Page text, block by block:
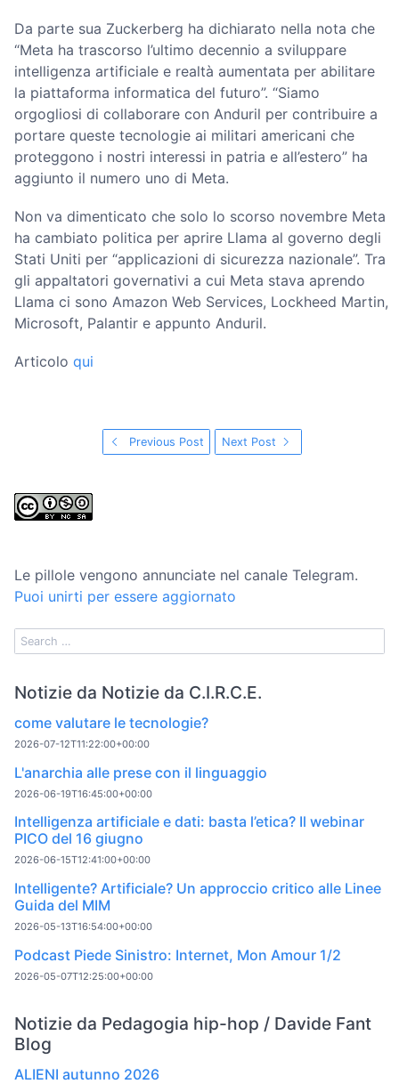
Da parte sua Zuckerberg ha dichiarato nella nota che
“Meta ha trascorso l’ultimo decennio a sviluppare
intelligenza artificiale e realtà aumentata per abilitare
la piattaforma informatica del futuro”. “Siamo
orgogliosi di collaborare con Anduril per contribuire a
portare queste tecnologie ai militari americani che
proteggono i nostri interessi in patria e all’estero” ha
aggiunto il numero uno di Meta.
Non va dimenticato che solo lo scorso novembre Meta
ha cambiato politica per aprire Llama al governo degli
Stati Uniti per “applicazioni di sicurezza nazionale”. Tra
gli appaltatori governativi a cui Meta stava aprendo
Llama ci sono Amazon Web Services, Lockheed Martin,
Microsoft, Palantir e appunto Anduril.
Articolo qui
Previous Post Next Post
Le pillole vengono annunciate nel canale Telegram.
Puoi unirti per essere aggiornato
Notizie da Notizie da C.I.R.C.E.
come valutare le tecnologie?
2026-07-12T11:22:00+00:00
L'anarchia alle prese con il linguaggio
2026-06-19T16:45:00+00:00
Intelligenza artificiale e dati: basta l’etica? Il webinar
PICO del 16 giugno
2026-06-15T12:41:00+00:00
Intelligente? Artificiale? Un approccio critico alle Linee
Guida del MIM
2026-05-13T16:54:00+00:00
Podcast Piede Sinistro: Internet, Mon Amour 1/2
2026-05-07T12:25:00+00:00
Notizie da Pedagogia hip-hop / Davide Fant
Blog
ALIENI autunno 2026